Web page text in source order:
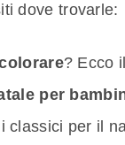
dove trovarle:
? Ecco
per
classici per il